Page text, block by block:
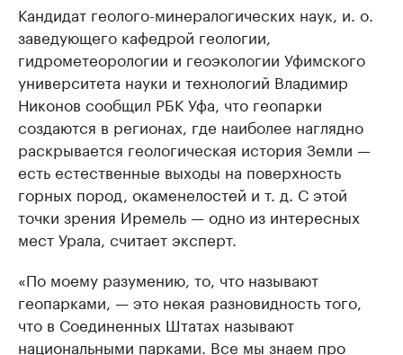
Кандидат геолого-минералогических наук, и. о.
заведующего кафедрой геологии,
гидрометеорологии и геоэкологии Уфимского
университета науки и технологий Владимир
Никонов сообщил РБК Уфа, что геопарки
создаются в регионах, где наиболее наглядно
раскрывается геологическая история Земли —
есть естественные выходы на поверхность
горных пород, окаменелостей и т. д. С этой
точки зрения Иремель — одно из интересных
мест Урала, считает эксперт.
«По моему разумению, то, что называют
геопарками, — это некая разновидность того,
что в Соединенных Штатах называют
национальными парками. Все мы знаем про